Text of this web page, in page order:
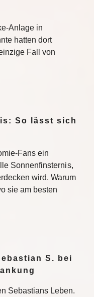
Anlage in
hatten dort
Fall von
So lässt sich
Fans ein
Sonnenfinsternis,
wird. Warum
sie am besten
S. bei
Sebastians Leben.